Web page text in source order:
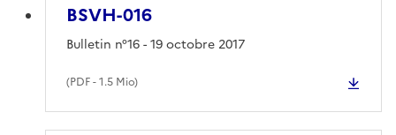
BSVH-016
(PDF- 1.5 Mio)
Bulletin n°16 - 19 octobre 2017